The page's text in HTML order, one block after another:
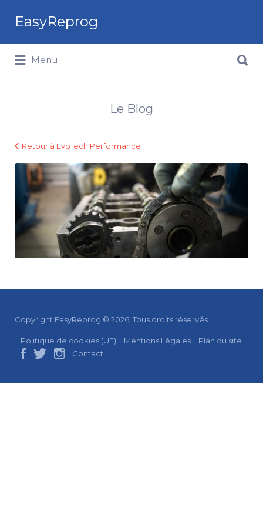
EasyReprog
Menu
Le Blog
Retour à EvoTech Performance
Copyright EasyReprog © 2026. Tous droits réservés
Politique de cookies (UE) Mentions Légales
Plan du site
Contact